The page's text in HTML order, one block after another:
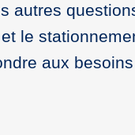
autres
le
aux